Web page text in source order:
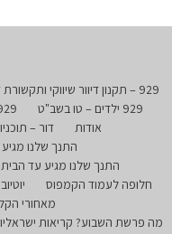
929 – תקנון דיוור שיווקי ותקשורת דיגיטלית
929 ילדים – טו בשב"ט
929 תנך – דף
אודות
דור –
התנך שלנו
התנך שלנו מגיע עד
חלופה לעמוד הקמפוס
יוטיוב
מאחורי
מה פרשת השבוע? קריאות